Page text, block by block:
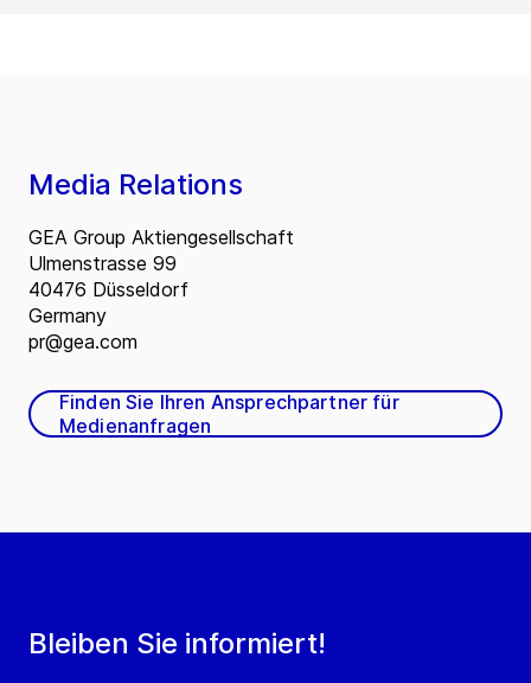
Bleiben Sie informiert!
Media Relations
GEA Group Aktiengesellschaft
Ulmenstrasse 99
40476 Düsseldorf
Germany
pr@gea.com
Finden Sie Ihren Ansprechpartner für
Medienanfragen